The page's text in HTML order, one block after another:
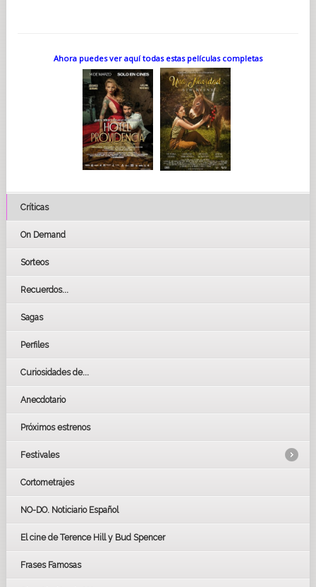
Ahora puedes ver aquí todas estas películas completas
Críticas
On Demand
Sorteos
Recuerdos...
Sagas
Perfiles
Curiosidades de...
Anecdotario
Próximos estrenos
Festivales
LOS OSCARS
GOYAS
BAFTA
Cortometrajes
NO-DO. Noticiario Español
El cine de Terence Hill y Bud Spencer
Frases Famosas